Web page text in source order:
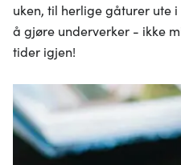
uken, til herlige gåturer ute
å gjøre underverker - ikke
tider igjen!